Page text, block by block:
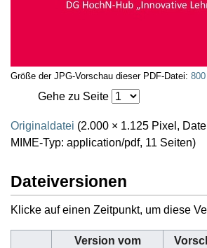
Größe der JPG-Vorschau dieser PDF-Datei:
Gehe zu Seite
Originaldatei (2.000 × 1.125 Pixel,
MIME-Typ: application/pdf, 11 Seiten)
Dateiversionen
Klicke auf einen Zeitpunkt, um diese
Version vom